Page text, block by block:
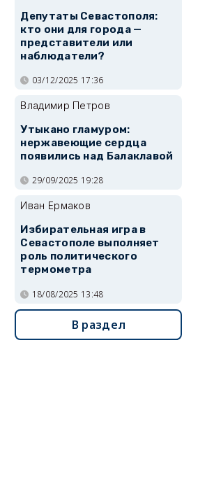
Депутаты Севастополя:
кто они для города —
представители или
наблюдатели?
03/12/2025 17:36
Владимир Петров
Утыкано гламуром:
нержавеющие сердца
появились над Балаклавой
29/09/2025 19:28
Иван Ермаков
Избирательная игра в
Севастополе выполняет
роль политического
термометра
18/08/2025 13:48
В раздел